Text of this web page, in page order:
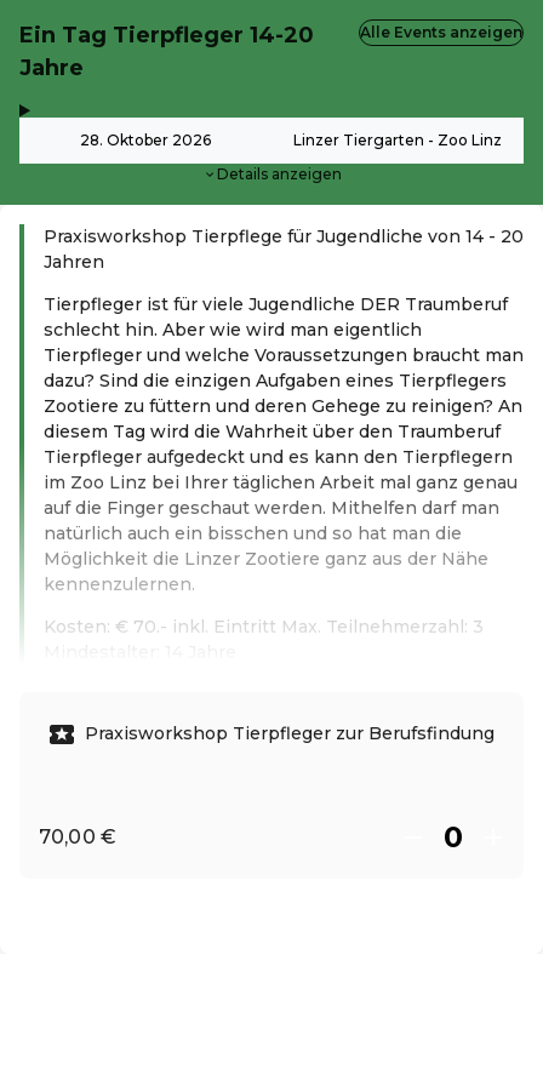
Ein Tag Tierpfleger 14-20
Jahre
28. Oktober 2026 Linzer Tiergarten - Zoo Linz
Details anzeigen
Alle Events anzeigen
Praxisworkshop Tierpflege für Jugendliche von 14 - 20
Jahren
Tierpfleger ist für viele Jugendliche DER Traumberuf
schlecht hin. Aber wie wird man eigentlich
Tierpfleger und welche Voraussetzungen braucht man
dazu? Sind die einzigen Aufgaben eines Tierpflegers
Zootiere zu füttern und deren Gehege zu reinigen? An
diesem Tag wird die Wahrheit über den Traumberuf
Tierpfleger aufgedeckt und es kann den Tierpflegern
im Zoo Linz bei Ihrer täglichen Arbeit mal ganz genau
auf die Finger geschaut werden. Mithelfen darf man
natürlich auch ein bisschen und so hat man die
Möglichkeit die Linzer Zootiere ganz aus der Nähe
kennenzulernen.
Kosten: € 70.- inkl. Eintritt Max. Teilnehmerzahl: 3
Praxisworkshop Tierpfleger zur Berufsfindung
70,00 €